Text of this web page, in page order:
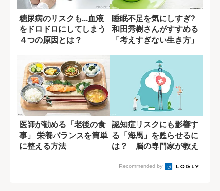
糖尿病のリスクも...血液
をドロドロにしてしまう
４つの原因とは？
睡眠不足を気にしすぎ?
和田秀樹さんがすすめる
「考えすぎない生き方」
医師が勧める「老後の食
事」 栄養バランスを簡単
に整える方法
認知症リスクにも影響す
る「海馬」を甦らせるに
は？ 脳の専門家が教え
Recommended by